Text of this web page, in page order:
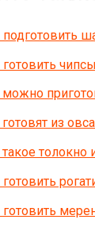
подготовить
из
толокно